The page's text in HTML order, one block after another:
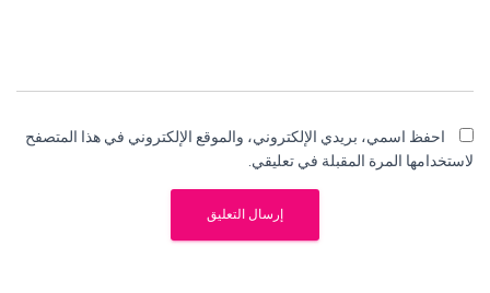
احفظ اسمي، بريدي الإلكتروني، والموقع الإلكتروني في هذا المتصفح
لاستخدامها المرة المقبلة في تعليقي.